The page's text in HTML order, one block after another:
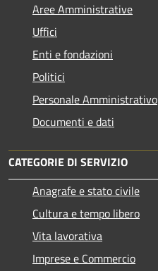
Aree Amministrative
Uffici
Enti e fondazioni
Politici
Personale Amministrativo
Documenti e dati
CATEGORIE DI SERVIZIO
Anagrafe e stato civile
Cultura e tempo libero
Vita lavorativa
Imprese e Commercio